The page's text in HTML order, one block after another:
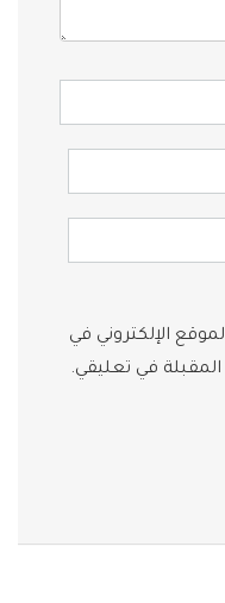
الإلكتروني في
في تعليقي.